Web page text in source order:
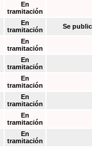
En
tramitación
En
tramitación
Se
En
tramitación
En
tramitación
En
tramitación
En
tramitación
En
tramitación
En
tramitación